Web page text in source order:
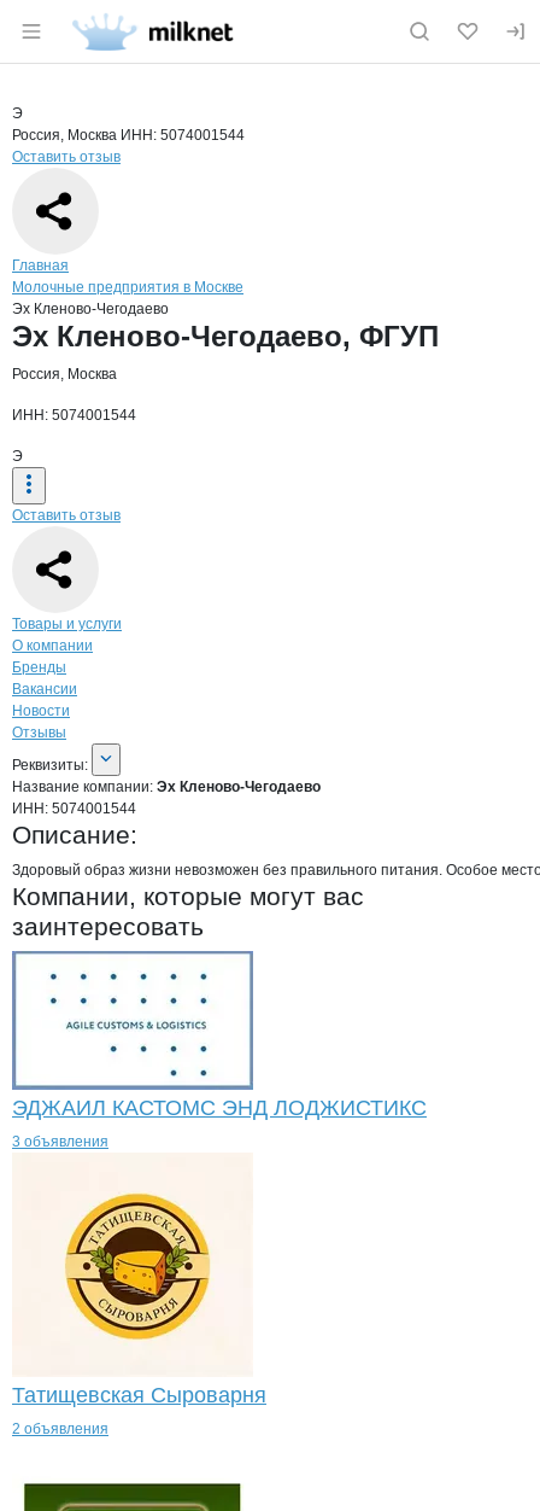
Раздел навигации по сайту milknet.ru
Страница компании
Страница компании
Краткая информация о компании
Э
Россия, Москва ИНН: 5074001544
Оставить отзыв
Навигация по сайту
Главная
Молочные предприятия в Москве
Эх Кленово-Чегодаево
Основная информация о компании
Эх Кленово-Чегодаево, ФГУП
Россия, Москва
ИНН: 5074001544
Э
Оставить отзыв
Навигация по странице
Товары и услуги
О компании
Бренды
Вакансии
Новости
Отзывы
О компании
Реквизиты
Реквизиты:
Название компании: Эх Кленово-Чегодаево
ИНН: 5074001544
Описание:
Здоровый образ жизни невозможен без правильного питания. Особое
Компании, которые могут вас
заинтересовать
ЭДЖАИЛ КАСТОМС ЭНД ЛОДЖИСТИКС
3 объявления
Татищевская Сыроварня
2 объявления